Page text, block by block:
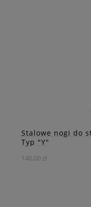
może glamour?
wpisze się
pomieszczenia
Stalowe nogi do
Typ "Y"
140,00 zł